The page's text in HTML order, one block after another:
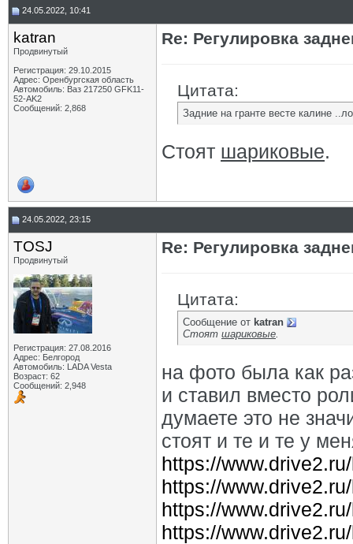
24.05.2022, 10:41
katran
Продвинутый
Регистрация: 29.10.2015
Адрес: Оренбургская область
Автомобиль: Ваз 217250 GFK11-
52-AK2
Сообщений: 2,868
Re: Регулировка
Цитата:
Задние на гранте весте калине
Стоят шариковые.
24.05.2022, 23:15
TOSJ
Продвинутый
Регистрация: 27.08.2016
Адрес: Белгород
Автомобиль: LADA Vesta
Возраст: 62
Сообщений: 2,948
Re: Регулировка
Цитата:
Сообщение от katran
Стоят шариковые.
на фото была как
и ставил вместо
думаете это не
стоят и те и те у
https://
https://
https://
https://